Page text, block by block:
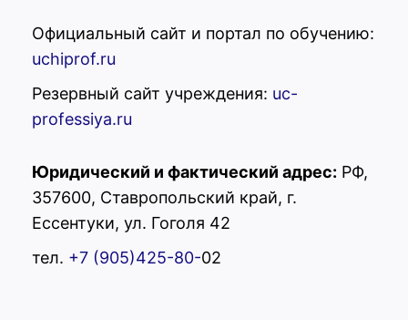
Официальный сайт и портал по обучению:
uchiprof.ru
Резервный сайт учреждения: uc-
professiya.ru
Юридический и фактический адрес: РФ,
357600, Ставропольский край, г.
Ессентуки, ул. Гоголя 42
тел. +7 (905)425-80-02